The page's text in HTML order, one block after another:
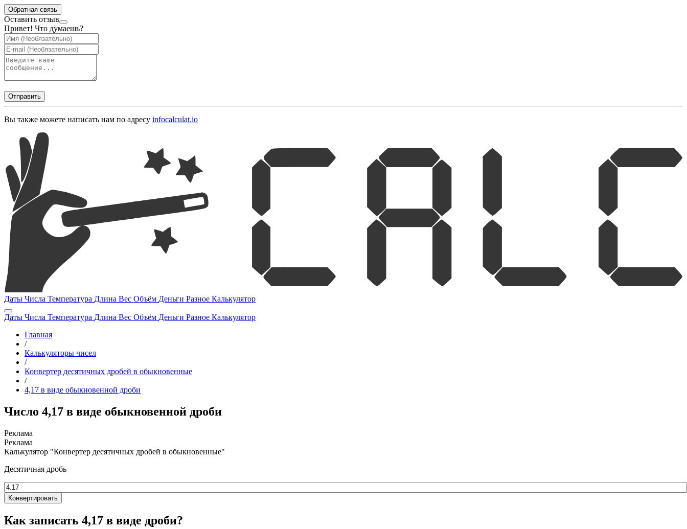
Обратная связь
Оставить отзыв
Привет! Что думаешь?
Отправить
Вы также можете написать нам по адресу infocalculat.io
Даты Числа Температура Длина Вес Объём Деньги Разное Калькулятор
Даты Числа Температура Длина Вес Объём Деньги Разное Калькулятор
Главная
/
Калькуляторы чисел
/
Конвертер десятичных дробей в обыкновенные
/
4,17 в виде обыкновенной дроби
Число 4,17 в виде обыкновенной дроби
Калькулятор "Конвертер десятичных дробей в обыкновенные"
Десятичная дробь
Конвертировать
Как записать 4,17 в виде дроби?